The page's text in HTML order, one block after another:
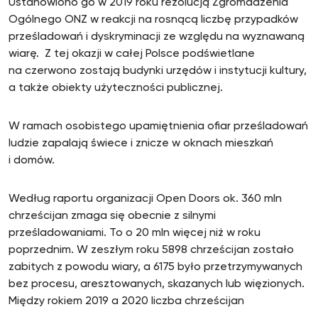
Ustanowiono go w 2019 roku rezolucją Zgromadzenia
Ogólnego ONZ w reakcji na rosnącą liczbę przypadków
prześladowań i dyskryminacji ze względu na wyznawaną
wiarę. Z tej okazji w całej Polsce podświetlane
na czerwono zostają budynki urzędów i instytucji kultury,
a także obiekty użyteczności publicznej.
W ramach osobistego upamiętnienia ofiar prześladowań
ludzie zapalają świece i znicze w oknach mieszkań
i domów.
Według raportu organizacji Open Doors ok. 360 mln
chrześcijan zmaga się obecnie z silnymi
prześladowaniami. To o 20 mln więcej niż w roku
poprzednim. W zeszłym roku 5898 chrześcijan zostało
zabitych z powodu wiary, a 6175 było przetrzymywanych
bez procesu, aresztowanych, skazanych lub więzionych.
Między rokiem 2019 a 2020 liczba chrześcijan